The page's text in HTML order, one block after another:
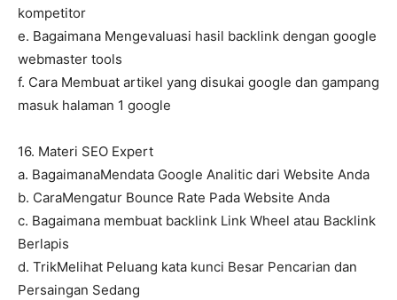
kompetitor
e. Bagaimana Mengevaluasi hasil backlink dengan google
webmaster tools
f. Cara Membuat artikel yang disukai google dan gampang
masuk halaman 1 google
16. Materi SEO Expert
a. BagaimanaMendata Google Analitic dari Website Anda
b. CaraMengatur Bounce Rate Pada Website Anda
c. Bagaimana membuat backlink Link Wheel atau Backlink
Berlapis
d. TrikMelihat Peluang kata kunci Besar Pencarian dan
Persaingan Sedang